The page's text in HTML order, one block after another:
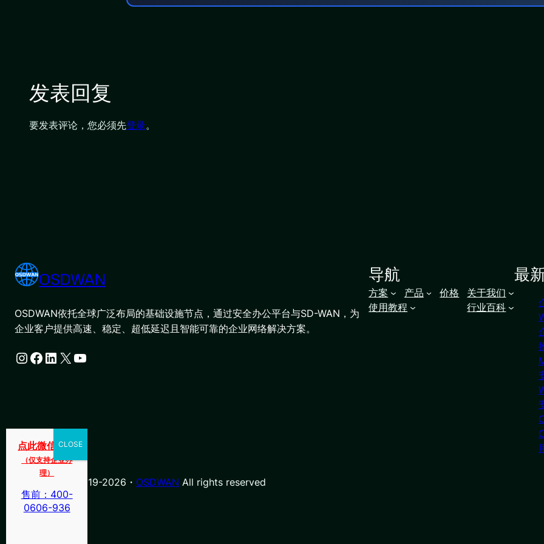
发表回复
要发表评论，您必须先登录。
OSDWAN
OSDWAN依托全球广泛布局的基础设施节点，通过安全办公平台与SD-WAN，为
企业客户提供高速、稳定、超低延迟且智能可靠的企业网络解决方案。
Instagram Facebook LinkedIn X YouTube
导航
方案 产品 价格
关于我们
使用教程
行业百科
最
© Copyright 2019-2026・ OSDWAN All rights reserved
点此微信咨询
（仅支持企业办
理）
售前：400-
0606-936